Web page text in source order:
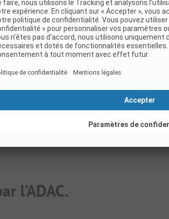
bien
Avis)
145
58
Emplacements
Hébergements locatifs
Afficher le tarif
l’ADAC.